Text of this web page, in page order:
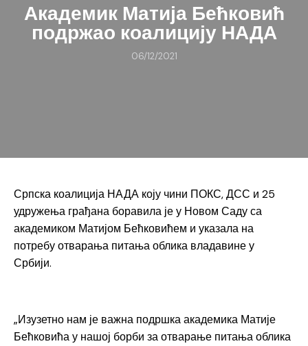
Академик Матија Бећковић
подржао коалицију НАДА
06/12/2021
Српска коалиција НАДА коју чини ПОКС, ДСС и 25
удружења грађана боравила је у Новом Саду са
академиком Матијом Бећковићем и указала на
потребу отварања питања облика владавине у
Србији.
„Изузетно нам је важна подршка академика Матије
Бећковића у нашој борби за отварање питања облика